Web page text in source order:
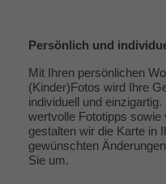
Persönlich und
Mit Ihren persönlichen
(Kinder)Fotos wird Ihre
individuell und
wertvolle Fototipps sowie
gestalten wir die Karte in
gewünschten
Sie um.